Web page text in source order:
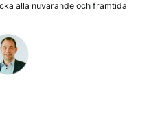
alla nuvarande och framtida